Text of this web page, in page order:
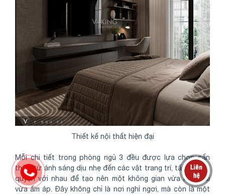
Thiết kế nội thất hiện đại
Mỗi chi tiết trong phòng ngủ 3 đều được lựa chọn cẩn
thận, từ ánh sáng dịu nhẹ đến các vật trang trí, tất cả hòa
quyện với nhau để tạo nên một không gian vừa hiện đại
vừa ấm áp. Đây không chỉ là nơi nghỉ ngơi, mà còn là một